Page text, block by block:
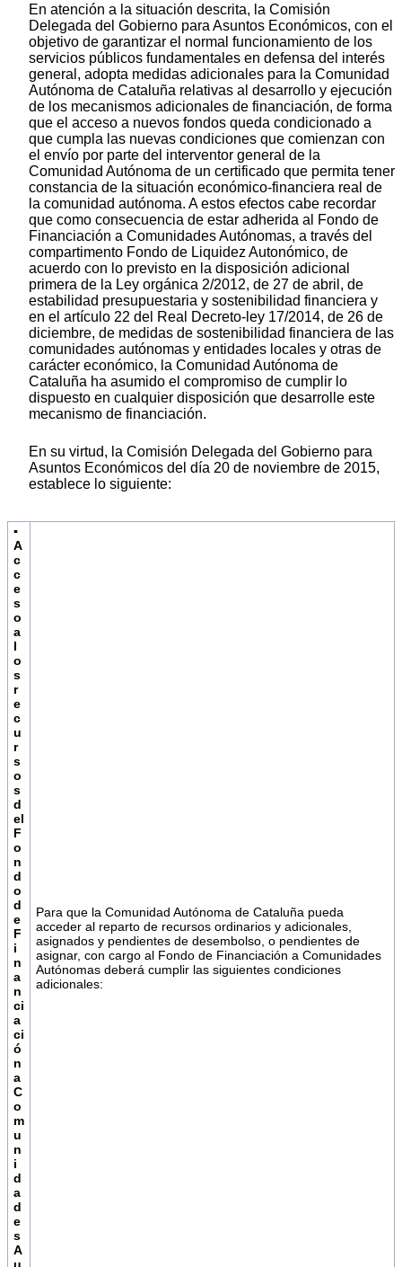
En atención a la situación descrita, la Comisión
Delegada del Gobierno para Asuntos Económicos, con el
objetivo de garantizar el normal funcionamiento de los
servicios públicos fundamentales en defensa del interés
general, adopta medidas adicionales para la Comunidad
Autónoma de Cataluña relativas al desarrollo y ejecución
de los mecanismos adicionales de financiación, de forma
que el acceso a nuevos fondos queda condicionado a
que cumpla las nuevas condiciones que comienzan con
el envío por parte del interventor general de la
Comunidad Autónoma de un certificado que permita tener
constancia de la situación económico-financiera real de
la comunidad autónoma. A estos efectos cabe recordar
que como consecuencia de estar adherida al Fondo de
Financiación a Comunidades Autónomas, a través del
compartimento Fondo de Liquidez Autonómico, de
acuerdo con lo previsto en la disposición adicional
primera de la Ley orgánica 2/2012, de 27 de abril, de
estabilidad presupuestaria y sostenibilidad financiera y
en el artículo 22 del Real Decreto-ley 17/2014, de 26 de
diciembre, de medidas de sostenibilidad financiera de las
comunidades autónomas y entidades locales y otras de
carácter económico, la Comunidad Autónoma de
Cataluña ha asumido el compromiso de cumplir lo
dispuesto en cualquier disposición que desarrolle este
mecanismo de financiación.
En su virtud, la Comisión Delegada del Gobierno para
Asuntos Económicos del día 20 de noviembre de 2015,
establece lo siguiente:
▪
A
c
c
e
s
o
a
l
o
s
r
e
c
u
r
s
o
s
d
el
F
o
n
d
o
d
e
F
i
n
a
n
ci
a
ci
ó
n
a
C
o
m
u
n
i
d
a
d
e
s
A
u
Para que la Comunidad Autónoma de Cataluña pueda
acceder al reparto de recursos ordinarios y adicionales,
asignados y pendientes de desembolso, o pendientes de
asignar, con cargo al Fondo de Financiación a Comunidades
Autónomas deberá cumplir las siguientes condiciones
adicionales: